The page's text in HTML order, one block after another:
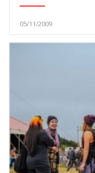
05/11/2009